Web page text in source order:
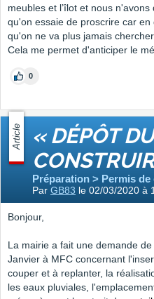
meubles et l’îlot et nous
qu'on essaie de proscrire car
qu'on ne va plus jamais
Cela me permet d'anticiper le
0
Article « DÉPÔT
Préparation > Permis
Par GB83 le 02/03/2020 à
Bonjour,
La mairie a fait une demande
Janvier à MFC concernant
couper et à replanter, la
les eaux pluviales,